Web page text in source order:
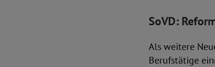
SoVD:
Als weitere
Berufstätige